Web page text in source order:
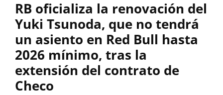
Paquet
RB oficializa la renovación del
Yuki Tsunoda, que no tendrá
un asiento en Red Bull hasta
2026 mínimo, tras la
extensión del contrato de
Checo